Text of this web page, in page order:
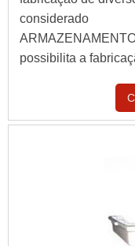
considerado
possibilita a